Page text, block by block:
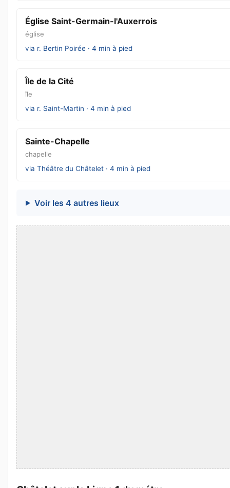
Église Saint-Germain-l'Auxerrois
église
via r. Bertin Poirée · 4 min à pied
Île de la Cité
île
via r. Saint-Martin · 4 min à pied
Sainte-Chapelle
chapelle
via Théâtre du Châtelet · 4 min à pied
Voir les 4 autres lieux